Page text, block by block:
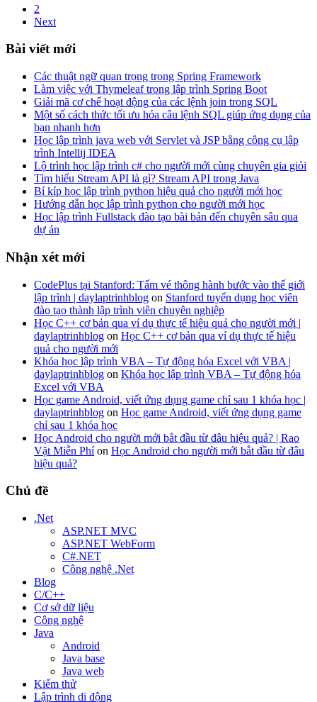
2
Next
Bài viết mới
Các thuật ngữ quan trọng trong Spring Framework
Làm việc với Thymeleaf trong lập trình Spring Boot
Giải mã cơ chế hoạt động của các lệnh join trong SQL
Một số cách thức tối ưu hóa câu lệnh SQL giúp ứng dụng của
bạn nhanh hơn
Học lập trình java web với Servlet và JSP bằng công cụ lập
trình Intellij IDEA
Lộ trình học lập trình c# cho người mới cùng chuyên gia giỏi
Tìm hiểu Stream API là gì? Stream API trong Java
Bí kíp học lập trình python hiệu quả cho người mới học
Hướng dẫn học lập trình python cho người mới học
Học lập trình Fullstack đào tạo bài bản đến chuyên sâu qua
dự án
Nhận xét mới
CodePlus tại Stanford: Tấm vé thông hành bước vào thế giới
lập trình | daylaptrinhblog on Stanford tuyển dụng học viên
đào tạo thành lập trình viên chuyên nghiệp
Học C++ cơ bản qua ví dụ thực tế hiệu quả cho người mới |
daylaptrinhblog on Học C++ cơ bản qua ví dụ thực tế hiệu
quả cho người mới
Khóa học lập trình VBA – Tự động hóa Excel với VBA |
daylaptrinhblog on Khóa học lập trình VBA – Tự động hóa
Excel với VBA
Học game Android, viết ứng dụng game chỉ sau 1 khóa học |
daylaptrinhblog on Học game Android, viết ứng dụng game
chỉ sau 1 khóa học
Học Android cho người mới bắt đầu từ đâu hiệu quả? | Rao
Vặt Miễn Phíon Học Android cho người mới bắt đầu từ đâu
hiệu quả?
Chủ đề
.Net
ASP.NET MVC
ASP.NET WebForm
C#.NET
Công nghệ .Net
Blog
C/C++
Cơ sở dữ liệu
Công nghệ
Java
Android
Java base
Java web
Kiểm thử
Lập trình di động